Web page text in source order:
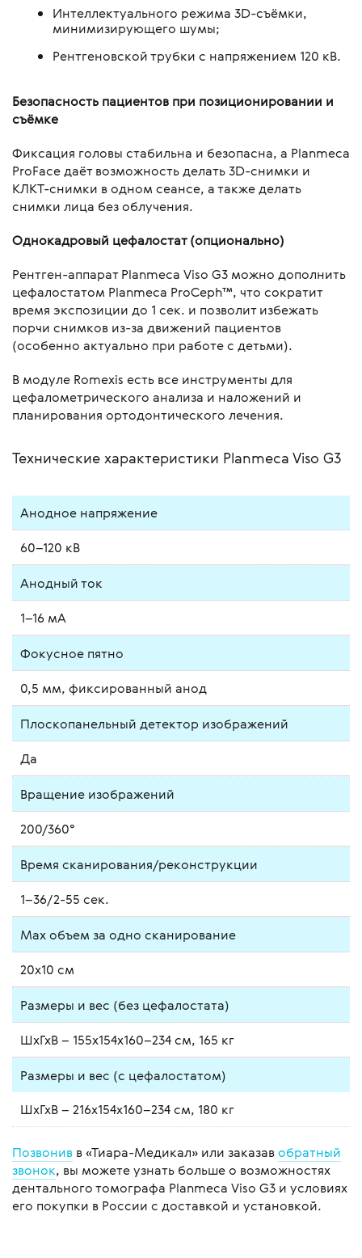
Интеллектуального режима 3D-съёмки,
минимизирующего шумы;
Рентгеновской трубки с напряжением 120 кВ.
Безопасность пациентов при позиционировании и
съёмке
Фиксация головы стабильна и безопасна, а Planmeca
ProFace даёт возможность делать 3D-снимки и
КЛКТ-снимки в одном сеансе, а также делать
снимки лица без облучения.
Однокадровый цефалостат (опционально)
Рентген-аппарат Planmeca Viso G3 можно дополнить
цефалостатом Planmeca ProCeph™, что сократит
время экспозиции до 1 сек. и позволит избежать
порчи снимков из-за движений пациентов
(особенно актуально при работе с детьми).
В модуле Romexis есть все инструменты для
цефалометрического анализа и наложений и
планирования ортодонтического лечения.
Технические характеристики Planmeca Viso G3
Анодное напряжение
60–120 кВ
Анодный ток
1–16 мА
Фокусное пятно
0,5 мм, фиксированный анод
Плоскопанельный детектор изображений
Да
Вращение изображений
200/360°
Время сканирования/реконструкции
1–36/2-55 сек.
Max объем за одно сканирование
20х10 см
Размеры и вес (без цефалостата)
ШхГхВ – 155х154х160–234 см, 165 кг
Размеры и вес (с цефалостатом)
ШхГхВ – 216х154х160–234 см, 180 кг
Позвонив в «Тиара-Медикал» или заказавобратный
звонок, вы можете узнать больше о возможностях
дентального томографа Planmeca Viso G3 и условиях
его покупки в России с доставкой и установкой.